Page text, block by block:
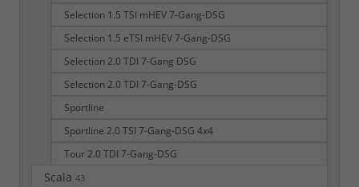
Selection 1.5 TSI mHEV 7-Gang-DSG
Selection 1.5 eTSI mHEV 7-Gang-DSG
Selection 2.0 TDI 7-Gang DSG
Selection 2.0 TDI 7-Gang-DSG
Sportline
Sportline 2.0 TSI 7-Gang-DSG 4x4
Tour 2.0 TDI 7-Gang-DSG
Scala 43